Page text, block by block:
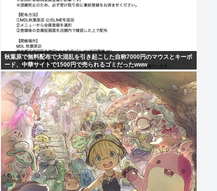
秋葉原で無料配布で大混乱を引き起こした自称7000円のマウスとキーボ
ード、中華サイトで1500円で売られるゴミだったwww